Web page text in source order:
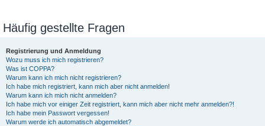
Häufig gestellte Fragen
Registrierung und Anmeldung
Wozu muss ich mich registrieren?
Was ist COPPA?
Warum kann ich mich nicht registrieren?
Ich habe mich registriert, kann mich aber nicht anmelden!
Warum kann ich mich nicht anmelden?
Ich habe mich vor einiger Zeit registriert, kann mich aber nicht mehr anmelden?!
Ich habe mein Passwort vergessen!
Warum werde ich automatisch abgemeldet?